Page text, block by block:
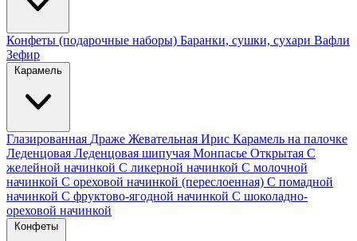
Конфеты (подарочные наборы) Баранки, сушки, сухари Вафли
Зефир
Карамель
Глазированная Драже Жевательная Ирис Карамель на палочке
Леденцовая Леденцовая шипучая Монпасье Открытая С
желейной начинкой С ликерной начинкой С молочной
начинкой С ореховой начинкой (переслоенная) С помадной
начинкой С фруктово-ягодной начинкой С шоколадно-
ореховой начинкой
Конфеты